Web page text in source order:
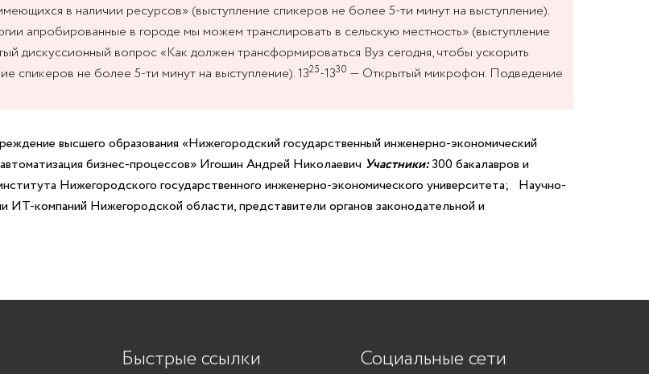
в наличии ресурсов» (выступление спикеров не более 5-ти минут на выступление).
апробированные в городе мы можем транслировать в сельскую местность» (выступление
дискуссионный вопрос «Как должен трансформироваться Вуз сегодня, чтобы ускорить
спикеров не более 5-ти минут на выступление). 1325-1330 — Открытый микрофон. Подведение
высшего образования «Нижегородский государственный инженерно-экономический
бизнес-процессов» Игошин Андрей Николаевич Участники:300 бакалавров и
Нижегородского государственного инженерно-экономического университета; Научно-
ИT-компаний Нижегородской области, представители органов законодательной и
Быстрые ссылки Социальные сети